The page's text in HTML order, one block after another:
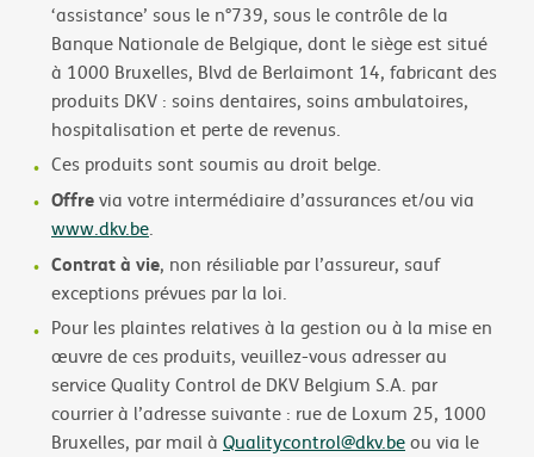
‘assistance’ sous le n°739, sous le contrôle de la
Banque Nationale de Belgique, dont le siège est situé
à 1000 Bruxelles, Blvd de Berlaimont 14, fabricant des
produits DKV : soins dentaires, soins ambulatoires,
hospitalisation et perte de revenus.
Ces produits sont soumis au droit belge.
Offrevia votre intermédiaire d’assurances et/ou via
www.dkv.be.
Contrat à vie, non résiliable par l’assureur, sauf
exceptions prévues par la loi.
Pour les plaintes relatives à la gestion ou à la mise en
œuvre de ces produits, veuillez-vous adresser au
service Quality Control de DKV Belgium S.A. par
courrier à l’adresse suivante : rue de Loxum 25, 1000
Bruxelles, par mail à Qualitycontrol@dkv.beou via le